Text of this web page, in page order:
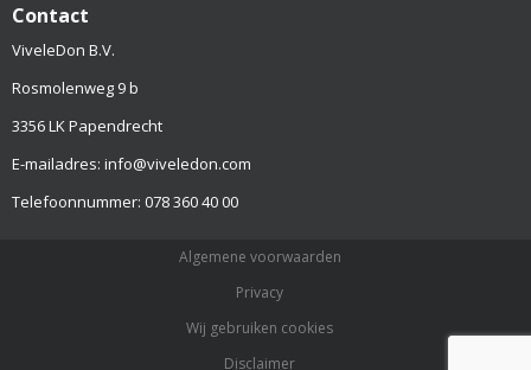
Contact
ViveleDon B.V.
Rosmolenweg 9 b
3356 LK Papendrecht
E-mailadres: info@viveledon.com
Telefoonnummer: 078 360 40 00
Algemene voorwaarden
Privacy
Wij gebruiken cookies
Disclaimer